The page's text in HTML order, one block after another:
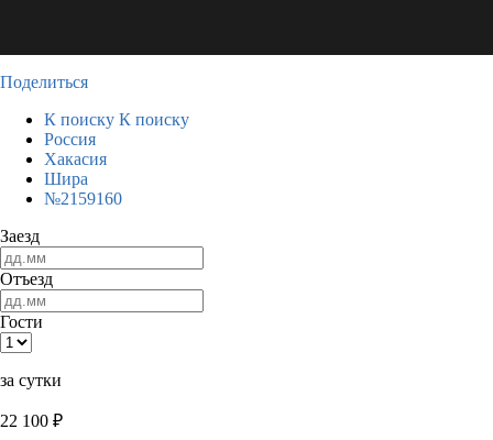
Поделиться
К поиску К поиску
Россия
Хакасия
Шира
№2159160
Заезд
Отъезд
Гости
за сутки
22 100 ₽